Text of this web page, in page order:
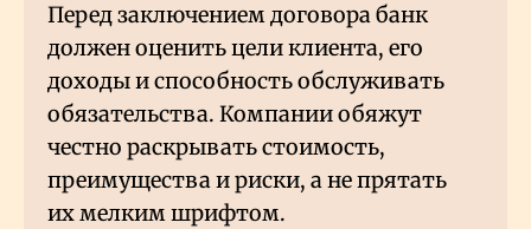
Перед заключением договора банк
должен оценить цели клиента, его
доходы и способность обслуживать
обязательства. Компании обяжут
честно раскрывать стоимость,
преимущества и риски, а не прятать
их мелким шрифтом.